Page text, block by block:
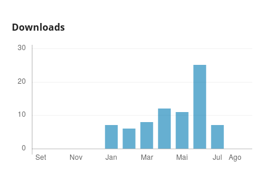
Downloads